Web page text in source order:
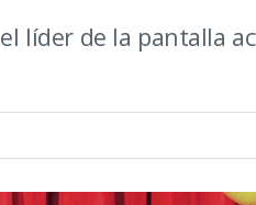
líder de la pantalla